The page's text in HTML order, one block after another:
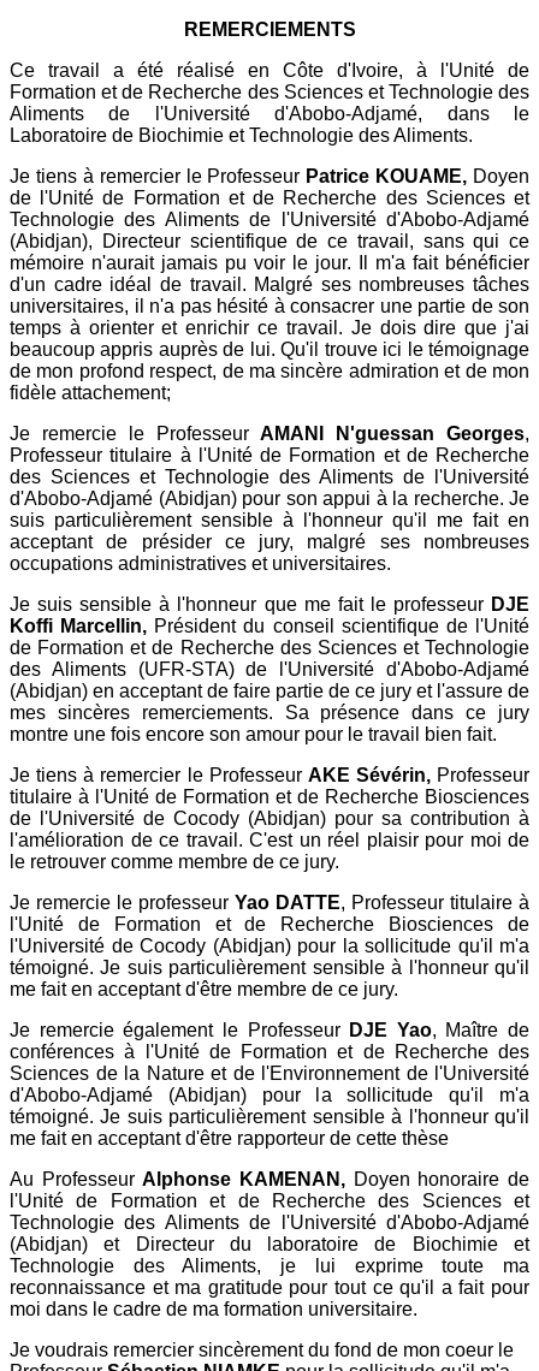
REMERCIEMENTS
Ce travail a été réalisé en Côte d'Ivoire, à l'Unité de
Formation et de Recherche des Sciences et Technologie des
Aliments de l'Université d'Abobo-Adjamé, dans le
Laboratoire de Biochimie et Technologie des Aliments.
Je tiens à remercier le Professeur Patrice KOUAME, Doyen
de l'Unité de Formation et de Recherche des Sciences et
Technologie des Aliments de l'Université d'Abobo-Adjamé
(Abidjan), Directeur scientifique de ce travail, sans qui ce
mémoire n'aurait jamais pu voir le jour. Il m'a fait bénéficier
d'un cadre idéal de travail. Malgré ses nombreuses tâches
universitaires, il n'a pas hésité à consacrer une partie de son
temps à orienter et enrichir ce travail. Je dois dire que j'ai
beaucoup appris auprès de lui. Qu'il trouve ici le témoignage
de mon profond respect, de ma sincère admiration et de mon
fidèle attachement;
Je remercie le ProfesseurAMANI N'guessan Georges,
Professeur titulaire à l'Unité de Formation et de Recherche
des Sciences et Technologie des Aliments de l'Université
d'Abobo-Adjamé (Abidjan) pour son appui à la recherche. Je
suis particulièrement sensible à l'honneur qu'il me fait en
acceptant de présider ce jury, malgré ses nombreuses
occupations administratives et universitaires.
Je suis sensible à l'honneur que me fait le professeur DJE
Koffi Marcellin, Président du conseil scientifique de l'Unité
de Formation et de Recherche des Sciences et Technologie
des Aliments (UFR-STA) de l'Université d'Abobo-Adjamé
(Abidjan) en acceptant de faire partie de ce jury et l'assure de
mes sincères remerciements. Sa présence dans ce jury
montre une fois encore son amour pour le travail bien fait.
Je tiens à remercier le Professeur AKE Sévérin,Professeur
titulaire à l'Unité de Formation et de Recherche Biosciences
de l'Université de Cocody (Abidjan) pour sa contribution à
l'amélioration de ce travail. C'est un réel plaisir pour moi de
le retrouver comme membre de ce jury.
Je remercie le professeur Yao DATTE, Professeur titulaire à
l'Unité de Formation et de Recherche Biosciences de
l'Université de Cocody (Abidjan) pour la sollicitude qu'il m'a
témoigné. Je suis particulièrement sensible à l'honneur qu'il
me fait en acceptant d'être membre de ce jury.
Je remercie également le Professeur DJE Yao, Maître de
conférences à l'Unité de Formation et de Recherche des
Sciences de la Nature et de l'Environnement de l'Université
d'Abobo-Adjamé (Abidjan) pour la sollicitude qu'il m'a
témoigné. Je suis particulièrement sensible à l'honneur qu'il
me fait en acceptant d'être rapporteur de cette thèse
Au ProfesseurAlphonse KAMENAN, Doyen honoraire de
l'Unité de Formation et de Recherche des Sciences et
Technologie des Aliments de l'Université d'Abobo-Adjamé
(Abidjan) et Directeur du laboratoire de Biochimie et
Technologie des Aliments, je lui exprime toute ma
reconnaissance et ma gratitude pour tout ce qu'il a fait pour
moi dans le cadre de ma formation universitaire.
Je voudrais remercier sincèrement du fond de mon coeur le